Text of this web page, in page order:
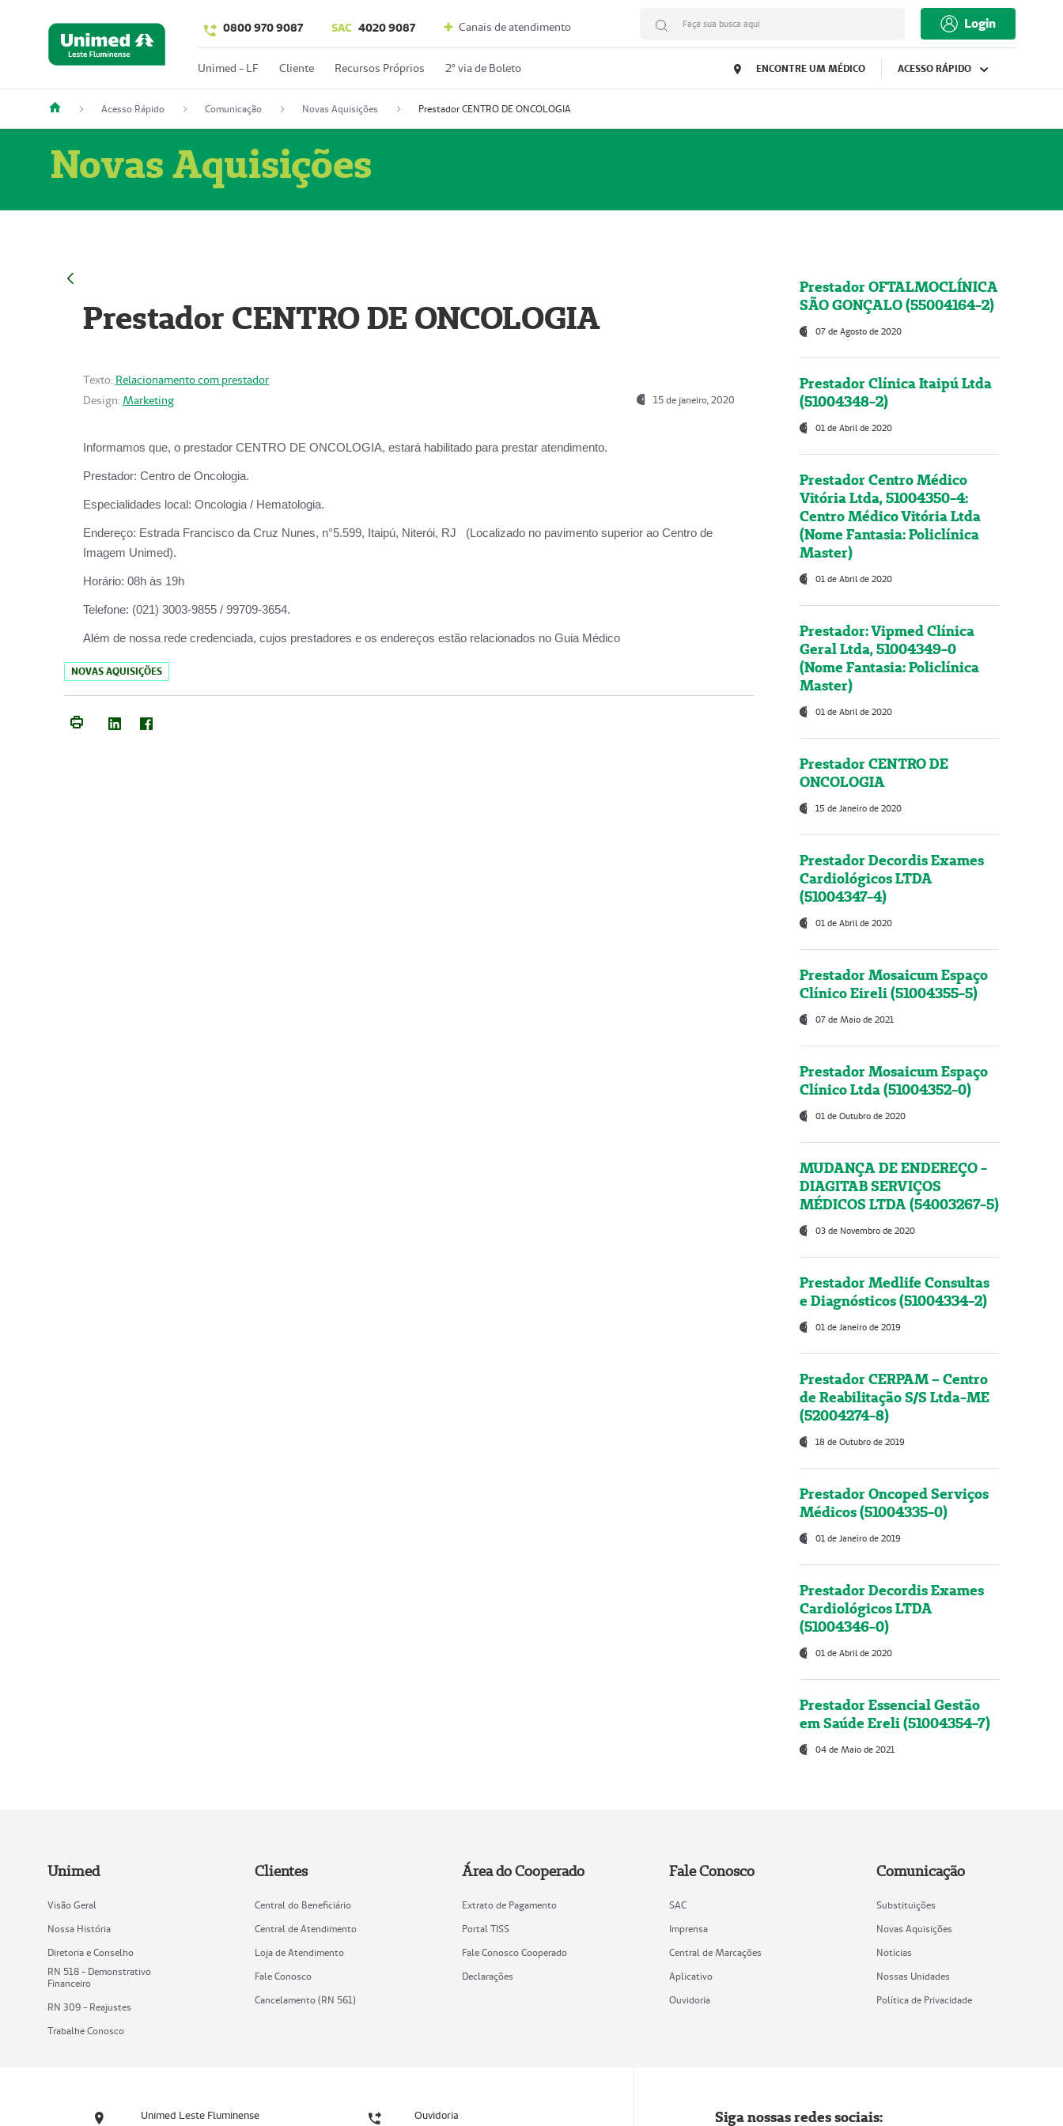
0800 970 9087 SAC 4020 9087 Canais de atendimento Faça sua busca aqui Login
Unimed - LF Cliente Recursos Próprios 2º via de Boleto ENCONTRE UM MÉDICO ACESSO RÁPIDO
Acesso Rápido Comunicação Novas Aquisições Prestador CENTRO DE ONCOLOGIA
Novas Aquisições
Prestador CENTRO DE ONCOLOGIA
Texto: Relacionamento com prestador
Design: Marketing 15 de janeiro, 2020
Informamos que, o prestador CENTRO DE ONCOLOGIA, estará habilitado para prestar atendimento.
Prestador: Centro de Oncologia.
Especialidades local: Oncologia / Hematologia.
Endereço: Estrada Francisco da Cruz Nunes, n°5.599, Itaipú, Niterói, RJ (Localizado no pavimento superior ao Centro de
Imagem Unimed).
Horário: 08h às 19h
Telefone: (021) 3003-9855 / 99709-3654.
Além de nossa rede credenciada, cujos prestadores e os endereços estão relacionados no Guia Médico
NOVAS AQUISIÇÕES
Prestador OFTALMOCLÍNICA
SÃO GONÇALO (55004164-2)
07 de Agosto de 2020
Prestador Clínica Itaipú Ltda
(51004348-2)
01 de Abril de 2020
Prestador Centro Médico
Vitória Ltda, 51004350-4:
Centro Médico Vitória Ltda
(Nome Fantasia: Policlínica
Master)
01 de Abril de 2020
Prestador: Vipmed Clínica
Geral Ltda, 51004349-0
(Nome Fantasia: Policlínica
Master)
01 de Abril de 2020
Prestador CENTRO DE
ONCOLOGIA
15 de Janeiro de 2020
Prestador Decordis Exames
Cardiológicos LTDA
(51004347-4)
01 de Abril de 2020
Prestador Mosaicum Espaço
Clínico Eireli (51004355-5)
07 de Maio de 2021
Prestador Mosaicum Espaço
Clínico Ltda (51004352-0)
01 de Outubro de 2020
MUDANÇA DE ENDEREÇO -
DIAGITAB SERVIÇOS
MÉDICOS LTDA (54003267-5)
03 de Novembro de 2020
Prestador Medlife Consultas
e Diagnósticos (51004334-2)
01 de Janeiro de 2019
Prestador CERPAM – Centro
de Reabilitação S/S Ltda-ME
(52004274-8)
18 de Outubro de 2019
Prestador Oncoped Serviços
Médicos (51004335-0)
01 de Janeiro de 2019
Prestador Decordis Exames
Cardiológicos LTDA
(51004346-0)
01 de Abril de 2020
Prestador Essencial Gestão
em Saúde Ereli (51004354-7)
04 de Maio de 2021
Unimed
Visão Geral
Nossa História
Diretoria e Conselho
RN 518 - Demonstrativo
Financeiro
RN 309 - Reajustes
Trabalhe Conosco
Clientes
Central do Beneficiário
Central de Atendimento
Loja de Atendimento
Fale Conosco
Cancelamento (RN 561)
Área do Cooperado
Extrato de Pagamento
Portal TISS
Fale Conosco Cooperado
Declarações
Fale Conosco
SAC
Imprensa
Central de Marcações
Aplicativo
Ouvidoria
Comunicação
Substituições
Novas Aquisições
Notícias
Nossas Unidades
Política de Privacidade
Unimed Leste Fluminense Ouvidoria Siga nossas redes sociais: